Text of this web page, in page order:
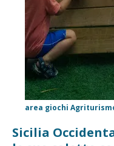
area giochi
Sicilia